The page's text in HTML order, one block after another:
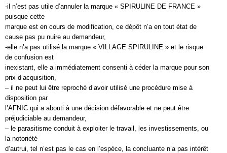
-il n’est pas utile d’annuler la marque « SPIRULINE DE FRANCE »
puisque cette
marque est en cours de modification, ce dépôt n’a en tout état de
cause pas pu nuire au demandeur,
-elle n’a pas utilisé la marque « VILLAGE SPIRULINE » et le risque
de confusion est
inexistant, elle a immédiatement consenti à céder la marque pour son
prix d’acquisition,
– il ne peut lui être reproché d’avoir utilisé une procédure mise à
disposition par
l’AFNIC qui a abouti à une décision défavorable et ne peut être
préjudiciable au demandeur,
– le parasitisme conduit à exploiter le travail, les investissements, ou
la notoriété
d’autrui, tel n’est pas le cas en l’espèce, la concluante n’a pas intérêt